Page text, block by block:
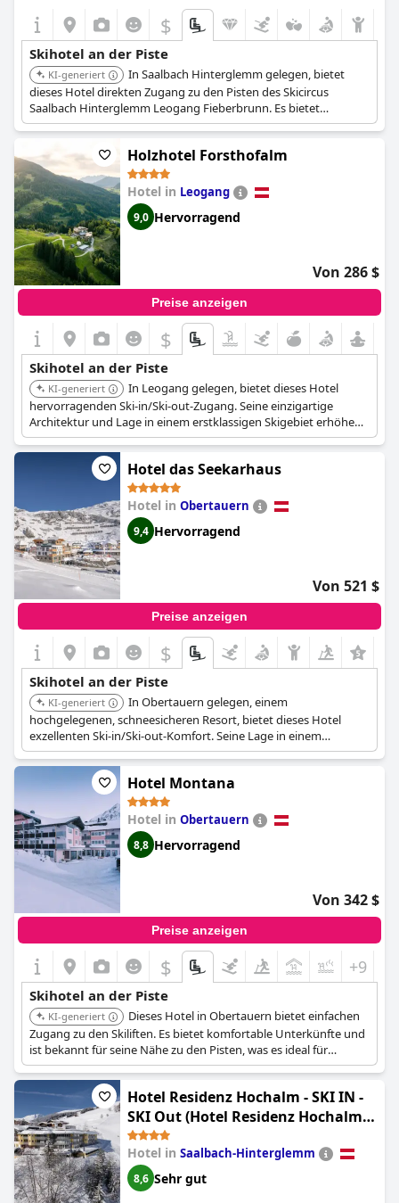
$
Skihotel an der Piste
KI-generiert
In Saalbach Hinterglemm gelegen, bietet
dieses Hotel direkten Zugang zu den Pisten des Skicircus
Saalbach Hinterglemm Leogang Fieberbrunn. Es bietet
luxuriöse Zimmer, Gourmetküche und einen großen
Wellnessbereich.
Holzhotel Forsthofalm
Hotel in Leogang
9,0 Hervorragend
Von 286 $
Preise anzeigen
$
Skihotel an der Piste
KI-generiert
In Leogang gelegen, bietet dieses Hotel
hervorragenden Ski-in/Ski-out-Zugang. Seine einzigartige
Architektur und Lage in einem erstklassigen Skigebiet erhöhen
seine Attraktivität für Skibegeisterte.
Hotel das Seekarhaus
Hotel in Obertauern
9,4 Hervorragend
Von 521 $
Preise anzeigen
$
Skihotel an der Piste
KI-generiert
In Obertauern gelegen, einem
hochgelegenen, schneesicheren Resort, bietet dieses Hotel
exzellenten Ski-in/Ski-out-Komfort. Seine Lage in einem
renommierten Skigebiet garantiert einfachen Zugang zu
hochwertigen Pisten.
Hotel Montana
Hotel in Obertauern
8,8 Hervorragend
Von 342 $
Preise anzeigen
$ +9
Skihotel an der Piste
KI-generiert
Dieses Hotel in Obertauern bietet einfachen
Zugang zu den Skiliften. Es bietet komfortable Unterkünfte und
ist bekannt für seine Nähe zu den Pisten, was es ideal für
Skifahrer macht.
Hotel Residenz Hochalm - SKI IN -
SKI Out (Hotel Residenz Hochalm -
inklusive Joker Card im Sommer)
Hotel in Saalbach-Hinterglemm
8,6 Sehr gut